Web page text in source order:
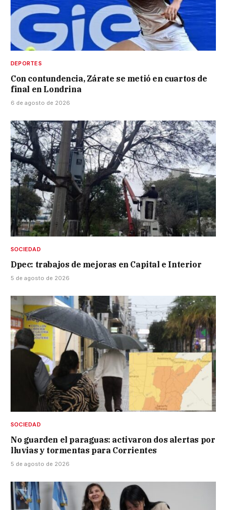
DEPORTES
Con contundencia, Zárate se metió en cuartos de
final en Londrina
6 de agosto de 2026
SOCIEDAD
Dpec: trabajos de mejoras en Capital e Interior
5 de agosto de 2026
SOCIEDAD
No guarden el paraguas: activaron dos alertas por
lluvias y tormentas para Corrientes
5 de agosto de 2026